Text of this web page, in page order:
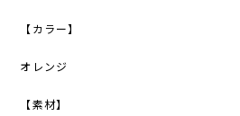
【カラー】
オレンジ
【素材】